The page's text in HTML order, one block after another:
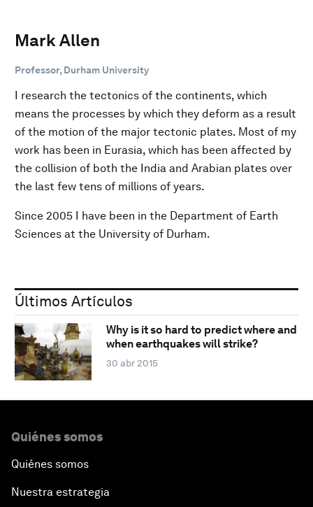
Mark Allen
Professor, Durham University
I research the tectonics of the continents, which
means the processes by which they deform as a result
of the motion of the major tectonic plates. Most of my
work has been in Eurasia, which has been affected by
the collision of both the India and Arabian plates over
the last few tens of millions of years.
Since 2005 I have been in the Department of Earth
Sciences at the University of Durham.
Últimos Artículos
Why is it so hard to predict where and
when earthquakes will strike?
30 abr 2015
Quiénes somos
Quiénes somos
Nuestra estrategia